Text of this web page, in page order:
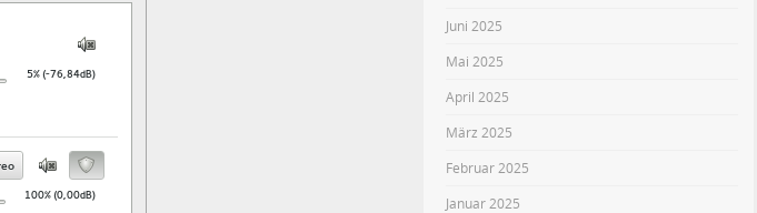
Juni 2025
Mai 2025
April 2025
März 2025
Februar 2025
Januar 2025